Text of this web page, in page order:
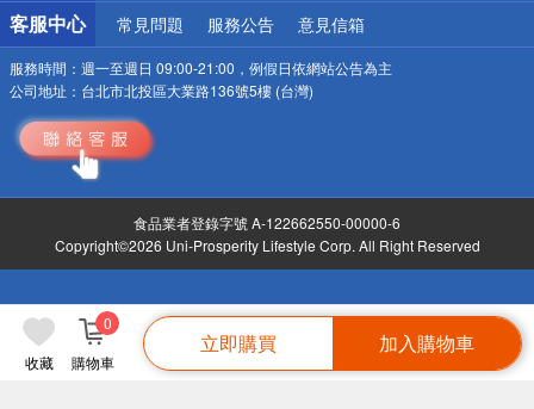
收藏 購物車
0
立即購買 加入購物車
客服中心 常見問題 服務公告 意見信箱
服務時間： 週一至週日 09:00-21:00，例假日依網站公告為主
公司地址： 台北市北投區大業路136號5樓 (台灣)
食品業者登錄字號 A-122662550-00000-6
Copyright©2026 Uni-Prosperity Lifestyle Corp. All Right Reserved